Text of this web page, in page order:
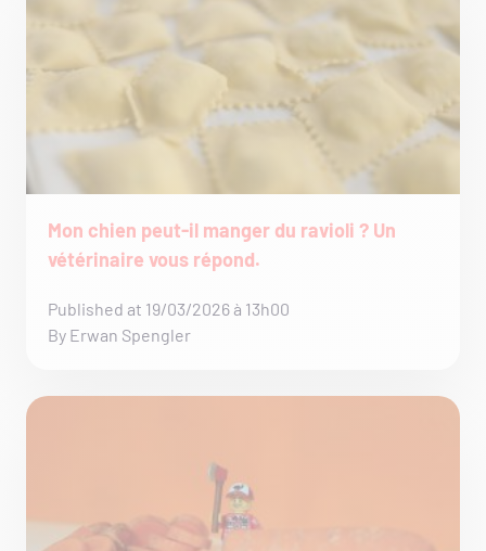
Mon chien peut-il manger du ravioli ? Un
vétérinaire vous répond.
Published at 19/03/2026 à 13h00
By Erwan Spengler